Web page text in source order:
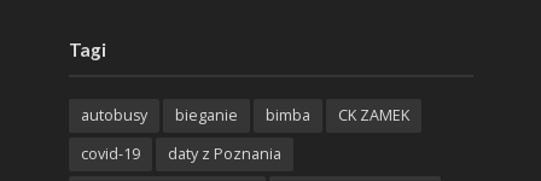
Tagi
autobusy bieganie bimba
CK ZAMEK
covid-19
daty z Poznania